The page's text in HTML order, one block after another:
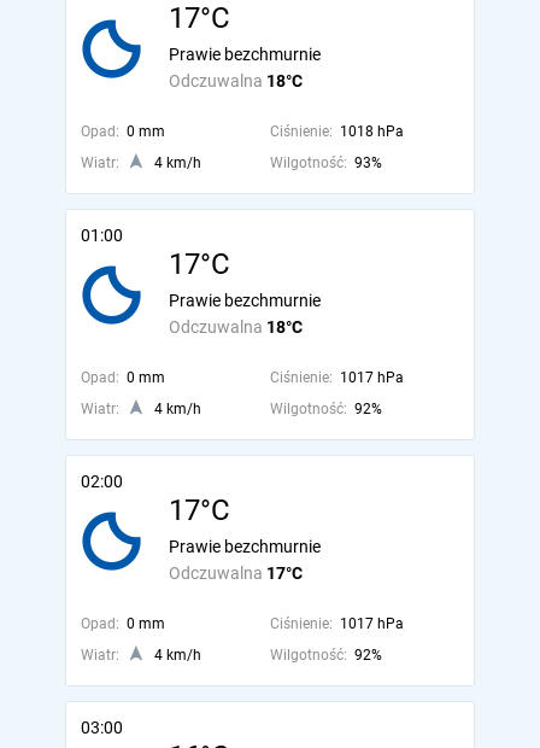
17°C
Odczuwalna 18°C
Prawie bezchmurnie
Opad: 0 mm Ciśnienie: 1018 hPa
Wiatr:
4 km/h Wilgotność: 93%
01:00
17°C
Odczuwalna 18°C
Prawie bezchmurnie
Opad: 0 mm Ciśnienie: 1017 hPa
Wiatr:
4 km/h Wilgotność: 92%
02:00
17°C
Odczuwalna 17°C
Prawie bezchmurnie
Opad: 0 mm Ciśnienie: 1017 hPa
Wiatr:
4 km/h Wilgotność: 92%
03:00